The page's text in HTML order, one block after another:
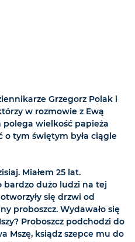
Grzegorz Polak i
w rozmowie z Ewą
polega wielkość papieża
o tym świętym była ciągle
Miałem 25 lat.
bardzo dużo ludzi na tej
się drzwi od
proboszcz. Wydawało się
Proboszcz podchodzi do
Mszę, ksiądz szepce mu do